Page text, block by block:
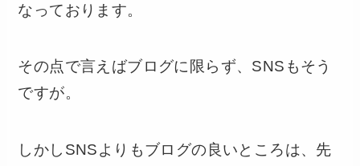
なっております。
その点で言えばブログに限らず、SNSもそう
ですが。
しかしSNSよりもブログの良いところは、先